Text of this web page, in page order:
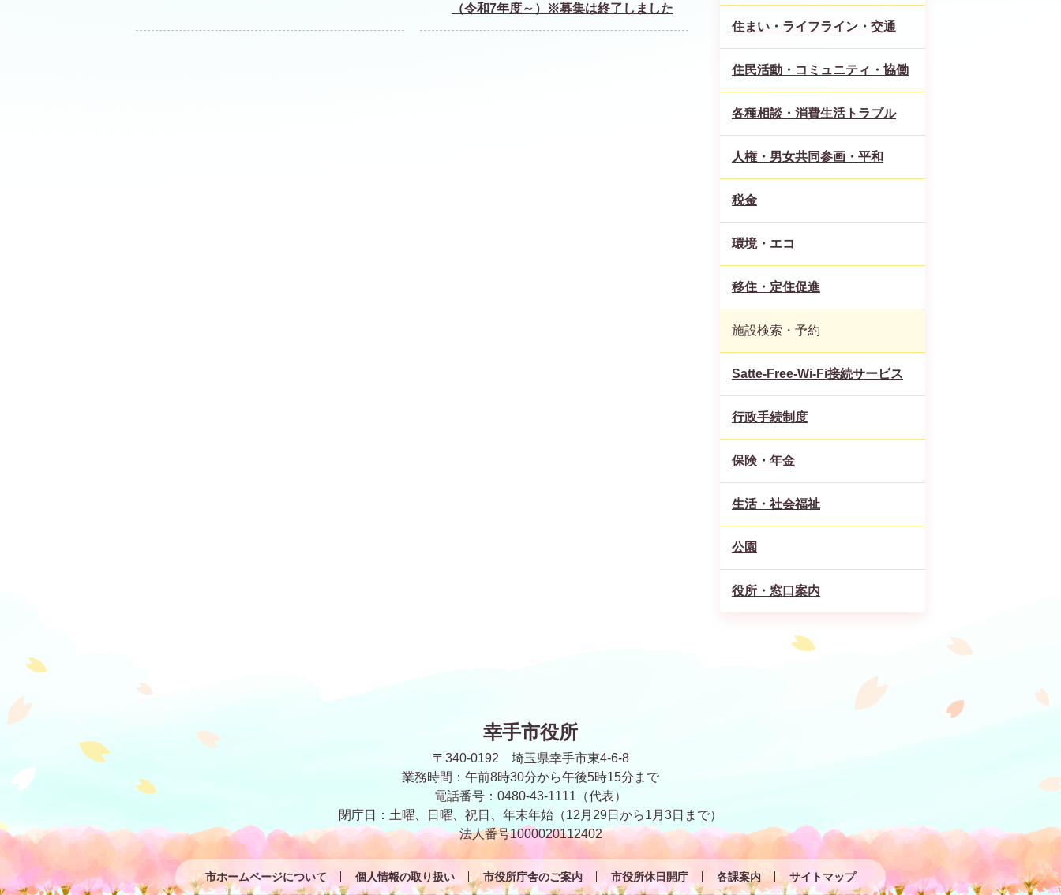
（令和7年度～）※募集は終了しました
住まい・ライフライン・交通
住民活動・コミュニティ・協働
各種相談・消費生活トラブル
人権・男女共同参画・平和
税金
環境・エコ
移住・定住促進
施設検索・予約
Satte-Free-Wi-Fi接続サービス
行政手続制度
保険・年金
生活・社会福祉
公園
役所・窓口案内
幸手市役所
〒340-0192 埼玉県幸手市東4-6-8
業務時間：午前8時30分から午後5時15分まで
電話番号：0480-43-1111（代表）
閉庁日：土曜、日曜、祝日、年末年始 （12月29日から1月3日まで）
法人番号1000020112402
市ホームページについて 個人情報の取り扱い 市役所庁舎のご案内 市役所休日開庁 各課案内 サイトマップ